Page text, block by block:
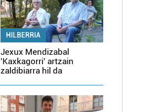
HILBERRIA
Jexux Mendizabal
'Kaxkagorri' artzain
zaldibiarra hil da